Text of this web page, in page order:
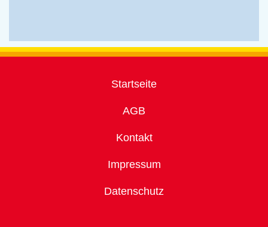
Startseite
AGB
Kontakt
Impressum
Datenschutz